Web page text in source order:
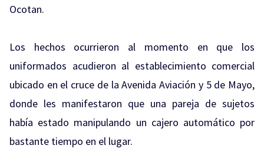
Ocotan.
Los hechos ocurrieron al momento en que los
uniformados acudieron al establecimiento comercial
ubicado en el cruce de la Avenida Aviación y 5 de Mayo,
donde les manifestaron que una pareja de sujetos
había estado manipulando un cajero automático por
bastante tiempo en el lugar.